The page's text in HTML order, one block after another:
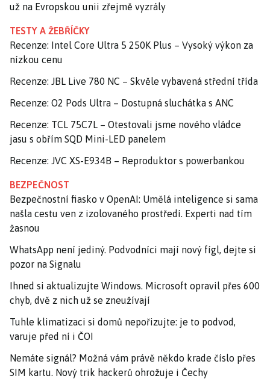
už na Evropskou unii zřejmě vyzrály
TESTY A ŽEBŘÍČKY
Recenze: Intel Core Ultra 5 250K Plus – Vysoký výkon za
nízkou cenu
Recenze: JBL Live 780 NC – Skvěle vybavená střední třída
Recenze: O2 Pods Ultra – Dostupná sluchátka s ANC
Recenze: TCL 75C7L – Otestovali jsme nového vládce
jasu s obřím SQD Mini-LED panelem
Recenze: JVC XS-E934B – Reproduktor s powerbankou
BEZPEČNOST
Bezpečnostní fiasko v OpenAI: Umělá inteligence si sama
našla cestu ven z izolovaného prostředí. Experti nad tím
žasnou
WhatsApp není jediný. Podvodníci mají nový fígl, dejte si
pozor na Signalu
Ihned si aktualizujte Windows. Microsoft opravil přes 600
chyb, dvě z nich už se zneužívají
Tuhle klimatizaci si domů nepořizujte: je to podvod,
varuje před ní i ČOI
Nemáte signál? Možná vám právě někdo krade číslo přes
SIM kartu. Nový trik hackerů ohrožuje i Čechy